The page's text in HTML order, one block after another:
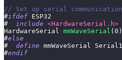
// Set up serial
#ifdef ESP32
#
include <HardwareSerial.h>
HardwareSerial mmWaveSerial (0 )
#else
#
define mmWaveSerial
Serial1
#endif